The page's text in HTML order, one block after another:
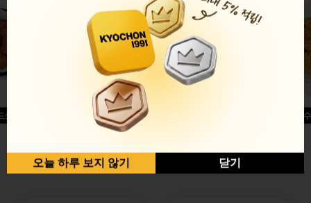
글윙
반반순살[레드+허니]
허니옥
오늘 하루 보지 않기 닫기